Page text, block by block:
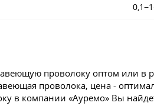
проволоку оптом или
проволока, цена -
в компании «Ауремо» Вы